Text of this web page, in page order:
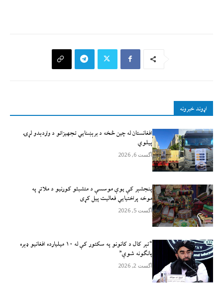
اړوند خبرونه
افغانستان له چين څخه د برېښنايي تجهيزاتو د واردېدو لړۍ
پيلوي
آگست 6, 2026
پنجشېر کې یوې موسسې د متشبثو کورنیو د ملاتړ په
موخه پراختیايي فعالیت پیل کړی
آگست 5, 2026
“تېر کال د کانونو په سکتور کې له ۱۰ میلیارده افغانیو ډېره
پانګونه شوې”
آگست 2, 2026